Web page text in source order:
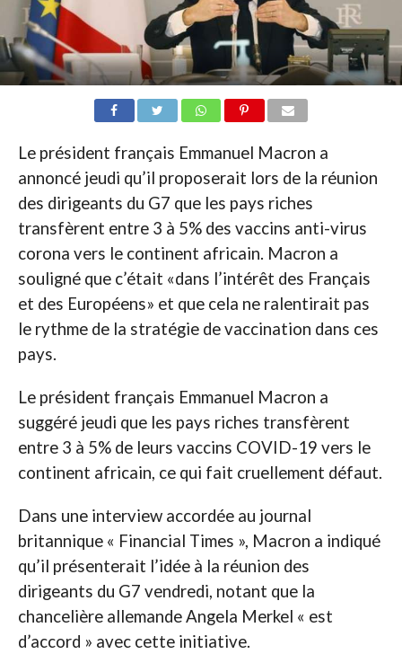
Le président français Emmanuel Macron a
annoncé jeudi qu’il proposerait lors de la réunion
des dirigeants du G7 que les pays riches
transfèrent entre 3 à 5% des vaccins anti-virus
corona vers le continent africain. Macron a
souligné que c’était «dans l’intérêt des Français
et des Européens» et que cela ne ralentirait pas
le rythme de la stratégie de vaccination dans ces
pays.
Le président français Emmanuel Macron a
suggéré jeudi que les pays riches transfèrent
entre 3 à 5% de leurs vaccins COVID-19 vers le
continent africain, ce qui fait cruellement défaut.
Dans une interview accordée au journal
britannique « Financial Times », Macron a indiqué
qu’il présenterait l’idée à la réunion des
dirigeants du G7 vendredi, notant que la
chancelière allemande Angela Merkel « est
d’accord » avec cette initiative.